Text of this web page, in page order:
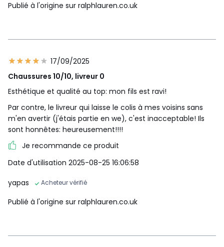
Publié à l'origine sur ralphlauren.co.uk
17/09/2025
Chaussures 10/10, livreur 0
Esthétique et qualité au top: mon fils est ravi!
Par contre, le livreur qui laisse le colis à mes voisins sans
m'en avertir (j'étais partie en we), c'est inacceptable! Ils
sont honnêtes: heureusement!!!!
Je recommande ce produit
Date d'utilisation 2025-08-25 16:06:58
yapas
Acheteur vérifié
Publié à l'origine sur ralphlauren.co.uk